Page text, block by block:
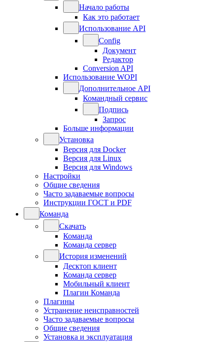
Начало работы
Как это работает
Использование API
Config
Документ
Редактор
Conversion API
Использование WOPI
Дополнительное API
Командный сервис
Подпись
Запрос
Больше информации
Установка
Версия для Docker
Версия для Linux
Версия для Windows
Настройки
Общие сведения
Часто задаваемые вопросы
Инструкции ГОСТ и PDF
Команда
Скачать
Команда
Команда сервер
История изменений
Десктоп клиент
Команда сервер
Мобильный клиент
Плагин Команда
Плагины
Устранение неисправностей
Часто задаваемые вопросы
Общие сведения
Установка и эксплуатация